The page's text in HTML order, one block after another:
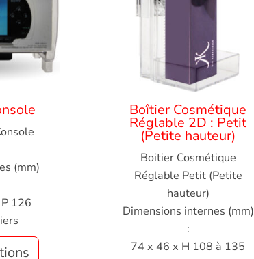
(mm)
126
Boîtier Cosmétique
Réglable 2D : Petit
(Petite hauteur)
Boitier Cosmétique
Réglable Petit (Petite
hauteur)
Dimensions internes (mm)
:
74 x 46 x H 108 à 135